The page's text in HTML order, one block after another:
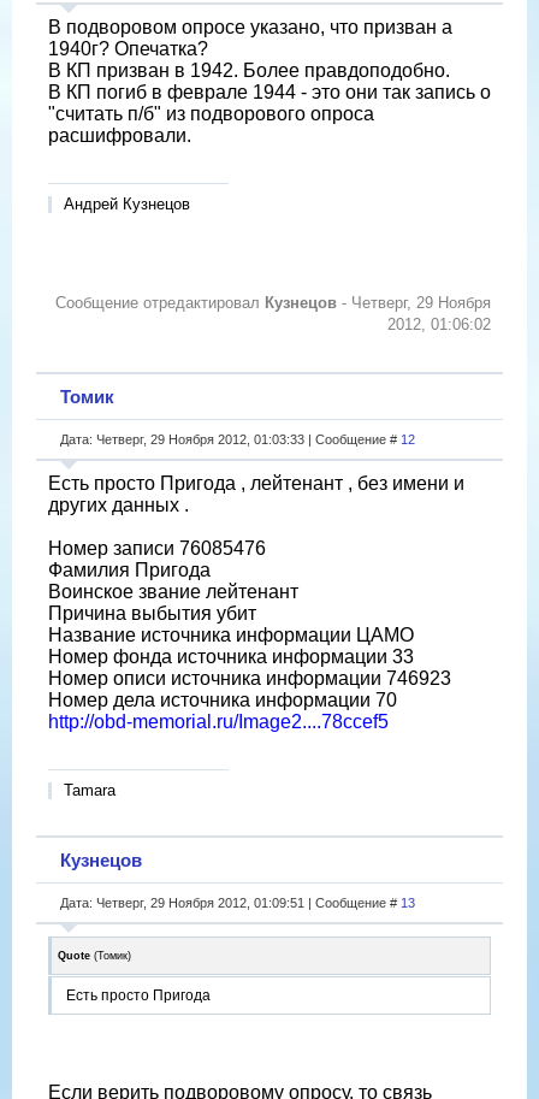
В подворовом опросе указано, что призван а
1940г? Опечатка?
В КП призван в 1942. Более правдоподобно.
В КП погиб в феврале 1944 - это они так запись о
"считать п/б" из подворового опроса
расшифровали.
Андрей Кузнецов
Сообщение отредактировал Кузнецов - Четверг, 29 Ноября
2012, 01:06:02
Томик
Дата: Четверг, 29 Ноября 2012, 01:03:33 | Сообщение # 12
Есть просто Пригода , лейтенант , без имени и
других данных .
Номер записи 76085476
Фамилия Пригода
Воинское звание лейтенант
Причина выбытия убит
Название источника информации ЦАМО
Номер фонда источника информации 33
Номер описи источника информации 746923
Номер дела источника информации 70
http://obd-memorial.ru/Image2....78ccef5
Tamara
Кузнецов
Дата: Четверг, 29 Ноября 2012, 01:09:51 | Сообщение # 13
Quote (Томик)
Есть просто Пригода
Если верить подворовому опросу, то связь